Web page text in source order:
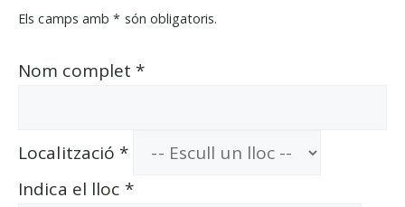
Els camps amb* són obligatoris.
Nom complet *
Localització *
Indica el lloc *